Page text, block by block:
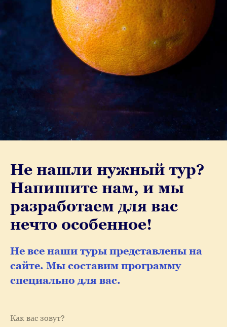
Не нашли нужный тур?
Напишите нам, и мы
разработаем для вас
нечто особенное!
Не все наши туры представлены на
сайте. Мы составим программу
специально для вас.